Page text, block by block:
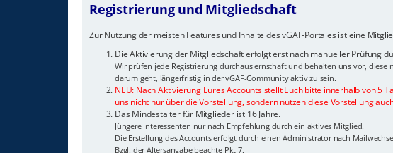
Registrierung und Mitgliedschaft
Zur Nutzung der meisten Features und Inhalte des vGAF-Portales ist eine
Die Aktivierung der Mitgliedschaft erfolgt erst nach manueller Prüfung
Wir prüfen jede Registrierung durchaus ernsthaft und behalten uns vor,
darum geht, längerfristig in der vGAF-Community aktiv zu sein.
NEU: Nach Aktivierung Eures Accounts stellt Euch bitte innerhalb von
uns nicht nur über die Vorstellung, sondern nutzen diese Vorstellung
Das Mindestalter für Mitglieder ist 16 Jahre.
Jüngere Interessenten nur nach Empfehlung durch ein aktives Mitglied.
Die Erstellung des Accounts erfolgt durch einen Administrator nach
Bzgl. der Altersangabe beachte Pkt 7.